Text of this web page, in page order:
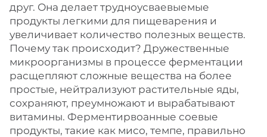
друг. Она делает трудноусваевыемые
продукты легкими для пищеварения и
увеличивает количество полезных веществ.
Почему так происходит? Дружественные
микроорганизмы в процессе ферментации
расщепляют сложные вещества на более
простые, нейтрализуют растительные яды,
сохраняют, преумножают и вырабатывают
витамины. Ферментирвоанные соевые
продукты, такие как мисо, темпе, правильно